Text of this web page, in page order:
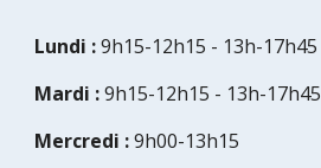
Lundi : 9h15-12h15 - 13h-17h45
Mardi : 9h15-12h15 - 13h-17h45
Mercredi : 9h00-13h15